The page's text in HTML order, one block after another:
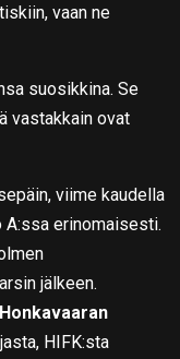
vaan ne
suosikkina. Se
vastakkain ovat
viime kaudella
A:ssa erinomaisesti.
jälkeen.
HIFK:sta